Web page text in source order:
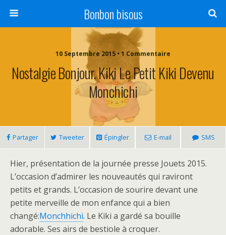
Bonbon bisous
10 Septembre 2015 • 1 Commentaire
Nostalgie Bonjour. Kiki Le Petit Kiki Devenu
Monchichi
Partager Tweeter Épingler E-mail SMS
Hier, présentation de la journée presse Jouets 2015.
L’occasion d’admirer les nouveautés qui raviront
petits et grands. L’occasion de sourire devant une
petite merveille de mon enfance qui a bien
changé:Monchhichi. Le Kiki a gardé sa bouille
adorable. Ses airs de bestiole à croquer.